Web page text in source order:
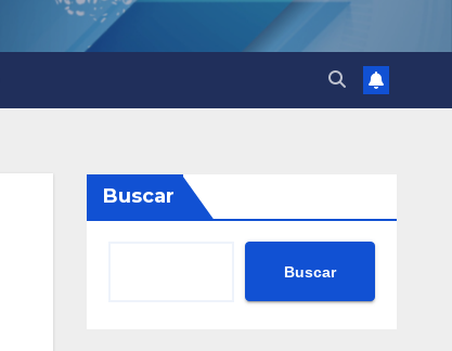
Buscar
Buscar